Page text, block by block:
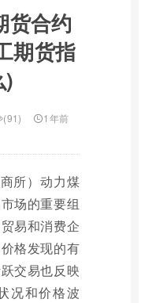
货合约
期货指
)
(91) 1年前
所）动力煤
场的重要组
易和消费企
格发现的有
交易也反映
况和价格波